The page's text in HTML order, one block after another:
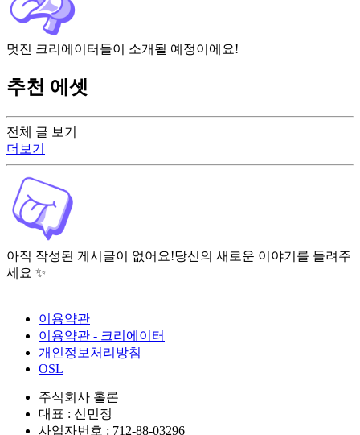
전체 글 보기
더보기
아직 작성된 게시글이 없어요!당신의 새로운 이야기를 들려주
세요 ✨
멋진 크리에이터들이 소개될 예정이에요!
추천 에셋
이용약관
이용약관 - 크리에이터
개인정보처리방침
OSL
주식회사 홀론
대표 : 신민정
사업자번호 : 712-88-03296